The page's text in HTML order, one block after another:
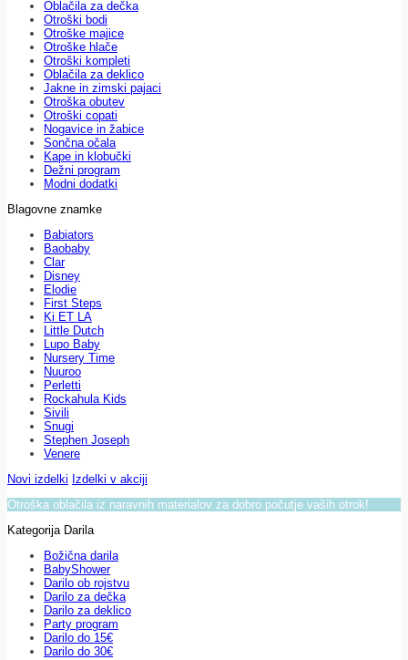
Oblačila za dečka
Otroški bodi
Otroške majice
Otroške hlače
Otroški kompleti
Oblačila za deklico
Jakne in zimski pajaci
Otroška obutev
Otroški copati
Nogavice in žabice
Sončna očala
Kape in klobučki
Dežni program
Modni dodatki
Blagovne znamke
Babiators
Baobaby
Clar
Disney
Elodie
First Steps
Ki ET LA
Little Dutch
Lupo Baby
Nursery Time
Nuuroo
Perletti
Rockahula Kids
Sivili
Snugi
Stephen Joseph
Venere
Novi izdelki Izdelki v akciji
Otroška oblačila iz naravnih materialov za dobro počutje vaših otrok!
Kategorija Darila
Božična darila
BabyShower
Darilo ob rojstvu
Darilo za dečka
Darilo za deklico
Party program
Darilo do 15€
Darilo do 30€